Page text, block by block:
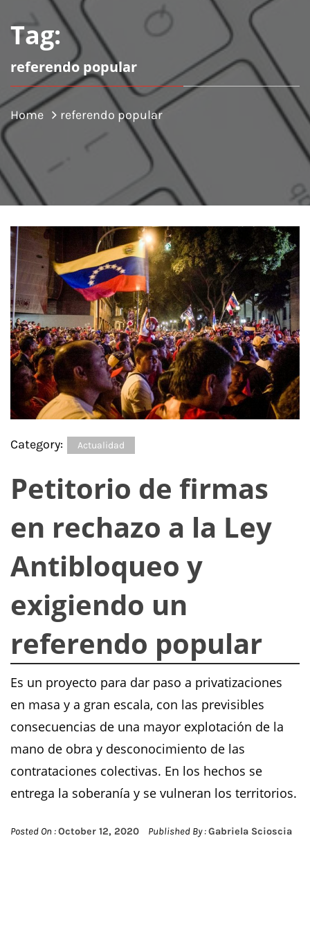
Tag:
referendo popular
Home referendo popular
Category: Actualidad
Petitorio de firmas
en rechazo a la Ley
Antibloqueo y
exigiendo un
referendo popular
Es un proyecto para dar paso a privatizaciones
en masa y a gran escala, con las previsibles
consecuencias de una mayor explotación de la
mano de obra y desconocimiento de las
contrataciones colectivas. En los hechos se
entrega la soberanía y se vulneran los territorios.
Posted On :October 12, 2020 Published By :Gabriela Scioscia